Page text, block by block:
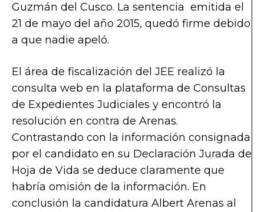
Guzmán del Cusco. La sentencia emitida el
21 de mayo del año 2015, quedó firme debido
a que nadie apeló.
El área de fiscalización del JEE realizó la
consulta web en la plataforma de Consultas
de Expedientes Judiciales y encontró la
resolución en contra de Arenas.
Contrastando con la información consignada
por el candidato en su Declaración Jurada de
Hoja de Vida se deduce claramente que
habría omisión de la información. En
conclusión la candidatura Albert Arenas al